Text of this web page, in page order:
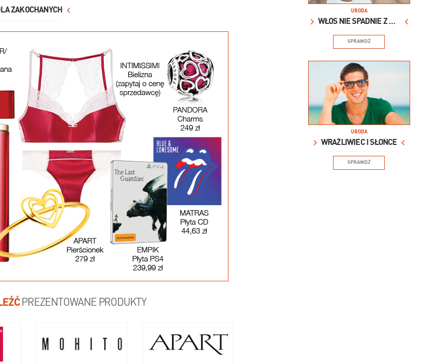
ZAKOCHANYCH
PREZENTOWANE PRODUKTY
URODA
WŁOS NIE SPADNIE Z GŁOWY
SPRAWDŹ
URODA
WRAŻLIWIEC I SŁOŃCE
SPRAWDŹ